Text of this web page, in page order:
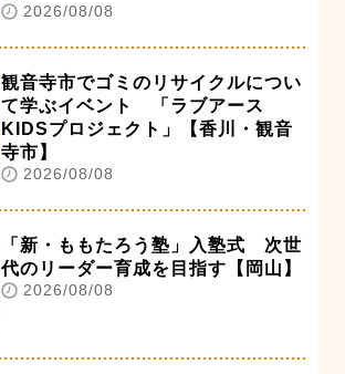
2026/08/08
観音寺市でゴミのリサイクルについ
て学ぶイベント 「ラブアース
KIDSプロジェクト」【香川・観音
寺市】
2026/08/08
「新・ももたろう塾」入塾式 次世
代のリーダー育成を目指す【岡山】
2026/08/08